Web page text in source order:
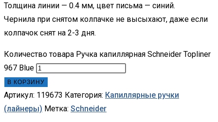
Толщина линии — 0.4 мм, цвет письма — синий.
Чернила при снятом колпачке не высыхают, даже если
колпачок снят на 2-3 дня.
Количество товара Ручка капиллярная Schneider Topliner
967 Blue
В КОРЗИНУ
Артикул: 119673 Категория: Капиллярные ручки
(лайнеры) Метка: Schneider